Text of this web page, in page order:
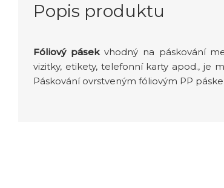
Popis produktu
Fóliový pásekvhodný na páskování
vizitky, etikety, telefonní karty apod., je
Páskování ovrstveným fóliovým PP